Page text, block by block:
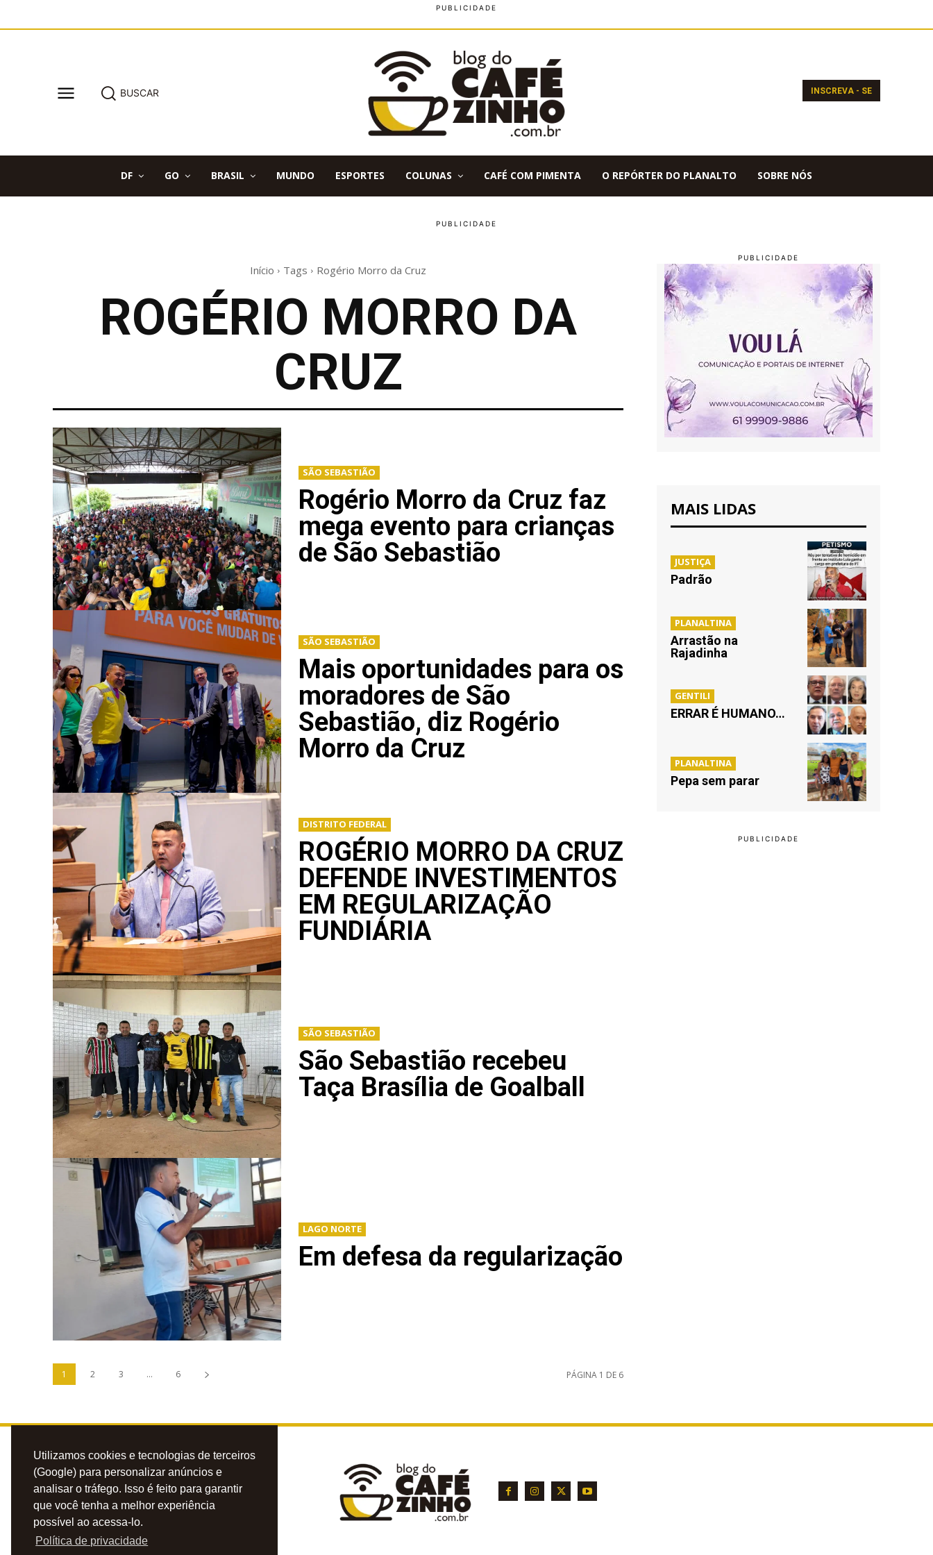
Utilizamos cookies e tecnologias de terceiros
(Google) para personalizar anúncios e
analisar o tráfego. Isso é feito para garantir
que você tenha a melhor experiência
possível ao acessa-lo.
Política de privacidade
BUSCAR INSCREVA - SE
DF GO BRASIL MUNDO ESPORTES COLUNAS CAFÉ COM PIMENTA O REPÓRTER DO PLANALTO SOBRE NÓS
Início Tags Rogério Morro da Cruz
ROGÉRIO MORRO DA
CRUZ
SÃO SEBASTIÃO
Rogério Morro da Cruz faz
mega evento para crianças
de São Sebastião
SÃO SEBASTIÃO
Mais oportunidades para os
moradores de São
Sebastião, diz Rogério
Morro da Cruz
DISTRITO FEDERAL
ROGÉRIO MORRO DA CRUZ
DEFENDE INVESTIMENTOS
EM REGULARIZAÇÃO
FUNDIÁRIA
SÃO SEBASTIÃO
São Sebastião recebeu
Taça Brasília de Goalball
LAGO NORTE
Em defesa da regularização
1 2 3 ... 6 PÁGINA 1 DE 6
MAIS LIDAS
JUSTIÇA
Padrão
PLANALTINA
Arrastão na
Rajadinha
GENTILI
ERRAR É HUMANO…
PLANALTINA
Pepa sem parar